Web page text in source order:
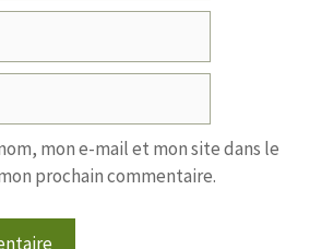
mon e-mail et mon site dans le
prochain commentaire.